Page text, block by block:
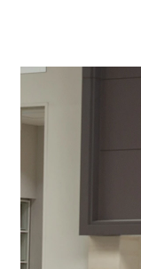
ゆっくりおくつろぎ頂き